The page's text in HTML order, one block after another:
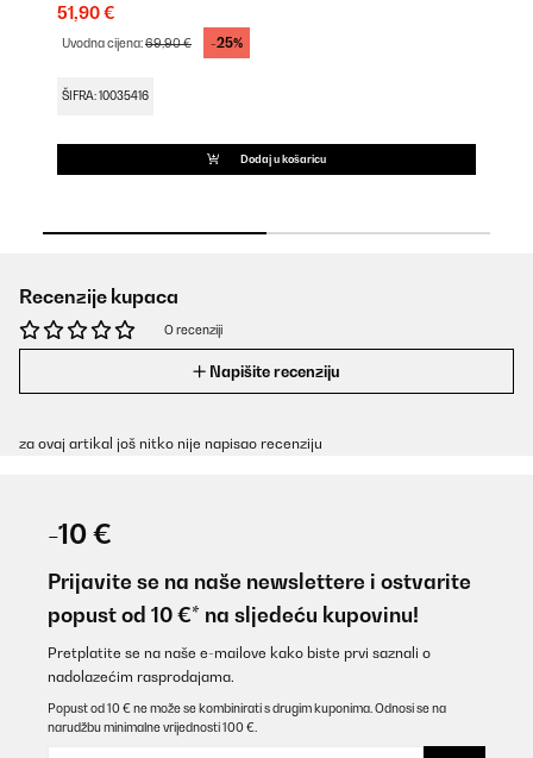
51,90 €
Uvodna cijena:69,90 € -25%
ŠIFRA: 10035416
Dodaj u košaricu
Recenzije kupaca
O recenziji
Napišite recenziju
za ovaj artikal još nitko nije napisao recenziju
-10 €
Prijavite se na naše newslettere i ostvarite
popust od 10 €* na sljedeću kupovinu!
Pretplatite se na naše e-mailove kako biste prvi saznali o
nadolazećim rasprodajama.
Popust od 10 € ne može se kombinirati s drugim kuponima. Odnosi se na
narudžbu minimalne vrijednosti 100 €.